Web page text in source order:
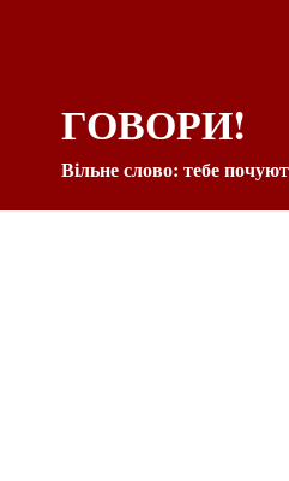
ГОВОРИ!
Вільне слово: тебе